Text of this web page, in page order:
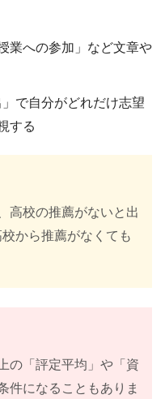
業への参加」など文章や
で自分がどれだけ志望
する
高校の推薦がないと出
から推薦がなくても
の「評定平均」や「資
件になることもありま